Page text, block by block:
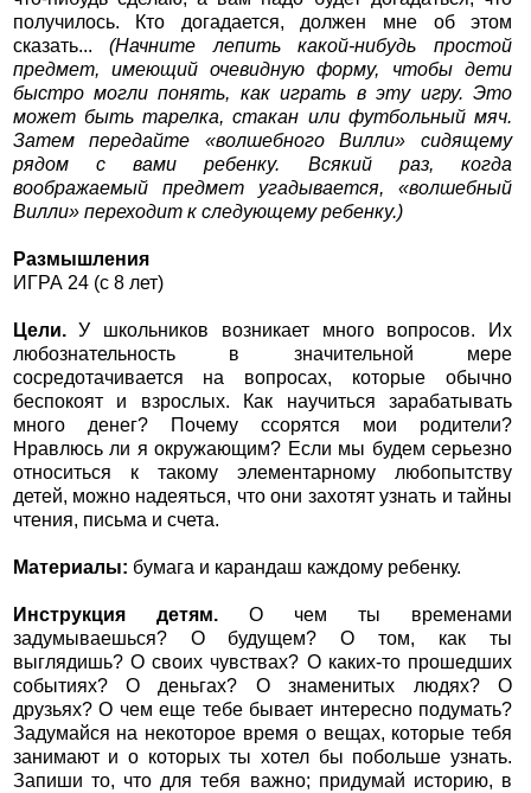
получилось. Кто догадается, должен мне об этом
сказать...(Начните лепить какой-нибудь простой
предмет, имеющий очевидную форму, чтобы дети
быстро могли понять, как играть в эту игру. Это
может быть тарелка, стакан или футбольный мяч.
Затем передайте «волшебного Вилли» сидящему
рядом с вами ребенку. Всякий раз, когда
воображаемый предмет угадывается, «волшебный
Вилли» переходит к следующему ребенку.)
Размышления
ИГРА 24 (с 8 лет)
Цели.У школьников возникает много вопросов. Их
любознательность в значительной мере
сосредотачивается на вопросах, которые обычно
беспокоят и взрослых. Как научиться зарабатывать
много денег? Почему ссорятся мои родители?
Нравлюсь ли я окружающим? Если мы будем серьезно
относиться к такому элементарному любопытству
детей, можно надеяться, что они захотят узнать и тайны
чтения, письма и счета.
Материалы: бумага и карандаш каждому ребенку.
Инструкция детям.О чем ты временами
задумываешься? О будущем? О том, как ты
выглядишь? О своих чувствах? О каких-то прошедших
событиях? О деньгах? О знаменитых людях? О
друзьях? О чем еще тебе бывает интересно подумать?
Задумайся на некоторое время о вещах, которые тебя
занимают и о которых ты хотел бы побольше узнать.
Запиши то, что для тебя важно; придумай историю, в